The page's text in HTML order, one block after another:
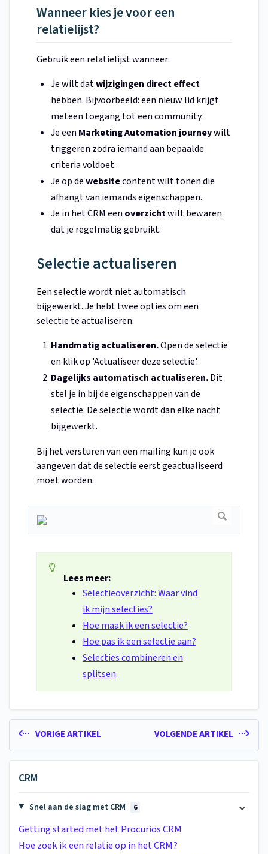
Wanneer kies je voor een
relatielijst?
Gebruik een relatielijst wanneer:
Je wilt datwijzigingen direct effect
hebben. Bijvoorbeeld: een nieuw lid krijgt
meteen toegang tot een community.
Je een Marketing Automation journeywilt
triggeren zodra iemand aan bepaalde
criteria voldoet.
Je op dewebsitecontent wilt tonen die
afhangt van iemands eigenschappen.
Je in het CRM een overzichtwilt bewaren
dat je regelmatig gebruikt.
Selectie actualiseren
Een selectie wordt niet automatisch
bijgewerkt. Je hebt twee opties om een
selectie te actualiseren:
Handmatig actualiseren.Open de selectie
en klik op 'Actualiseer deze selectie'.
Dagelijks automatisch actualiseren.Dit
stel je in bij de eigenschappen van de
selectie. De selectie wordt dan elke nacht
bijgewerkt.
Bij het versturen van een mailing kun je ook
aangeven dat de selectie eerst geactualiseerd
moet worden.
Lees meer:
Selectieoverzicht: Waar vind
ik mijn selecties?
Hoe maak ik een selectie?
Hoe pas ik een selectie aan?
Selecties combineren en
splitsen
VORIGE ARTIKEL VOLGENDE ARTIKEL
CRM
Snel aan de slag met CRM 6
Getting started met het Procurios CRM
Hoe zoek ik een relatie op in het CRM?